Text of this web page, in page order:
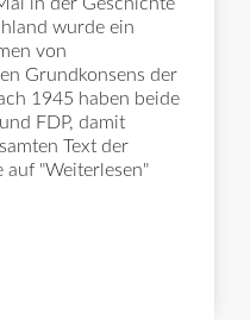
wurde ein
von
Grundkonsens der
1945 haben beide
FDP, damit
Text der
auf "Weiterlesen"